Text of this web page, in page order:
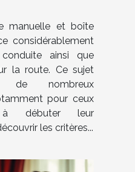
de
manuelle et boîte
considérablement
ainsi que
la route. Ce sujet
de nombreux
pour ceux
à débuter leur
les critères...